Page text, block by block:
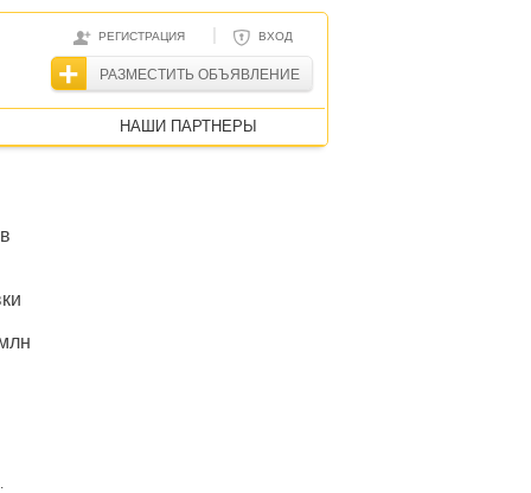
РЕГИСТРАЦИЯ | ВХОД
РАЗМЕСТИТЬ ОБЪЯВЛЕНИЕ
НАШИ ПАРТНЕРЫ